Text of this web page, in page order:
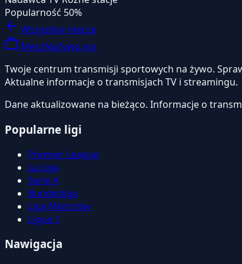
Popularność 50%
Wszystkie mecze
MeczNaZywo.xyz
Twoje centrum transmisji sportowych na żywo.
Aktualne informacje o transmisjach TV i streamingu.
Dane aktualizowane na bieżąco. Informacje o
Popularne ligi
Premier League
La Liga
Serie A
Bundesliga
Liga Mistrzów
Ligue 1
Nawigacja